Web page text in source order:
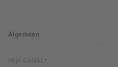
Algemeen
Mijn CANAL+